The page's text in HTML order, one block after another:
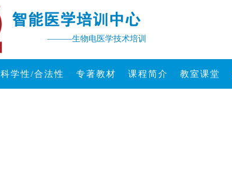
———生物电医学技术培训
科学性/合法性 专著教材 课程简介 教室课堂